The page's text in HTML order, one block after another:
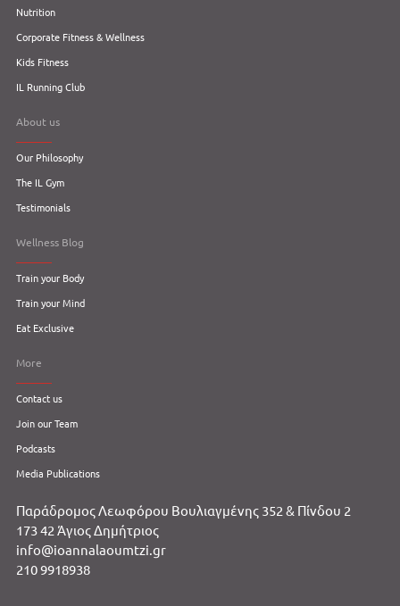
Nutrition
Corporate Fitness & Wellness
Kids Fitness
IL Running Club
About us
Our Philosophy
The IL Gym
Testimonials
Wellness Blog
Train your Body
Train your Mind
Eat Exclusive
More
Contact us
Join our Team
Podcasts
Media Publications
Παράδρομος Λεωφόρου Βουλιαγμένης 352 & Πίνδου 2
173 42 Άγιος Δημήτριος
info@ioannalaoumtzi.gr
210 9918938